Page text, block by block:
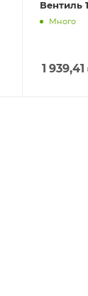
Вентиль
Много
1 939,41